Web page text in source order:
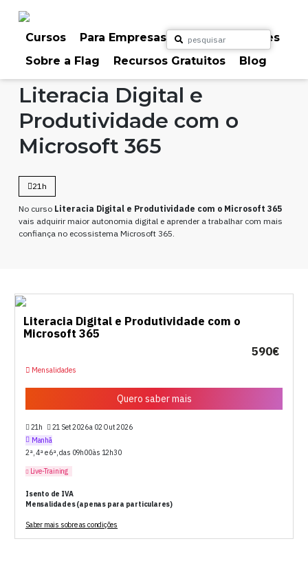
Cursos Para Empresas
Para Particulares
Sobre a Flag
Recursos Gratuitos Blog
Home Cursos Office
Literacia Digital e
Produtividade com o
Microsoft 365
21h
No curso Literacia Digital e Produtividade com o Microsoft 365
vais adquirir maior autonomia digital e aprender a trabalhar com mais
confiança no ecossistema Microsoft 365.
Literacia Digital e Produtividade com o
Microsoft 365
590€
Mensalidades
Quero saber mais
21h
21 Set 2026 a 02 Out 2026
Manhã
2ª, 4ª e 6ª, das 09h00 às 12h30
Live-Training
Isento de IVA
Mensalidades (apenas para particulares)
Saber mais sobre as condições